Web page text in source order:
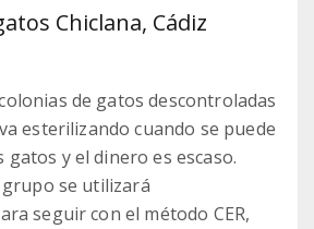
Chiclana, Cádiz
de gatos descontroladas
esterilizando cuando se puede
y el dinero es escaso.
se utilizará
seguir con el método CER,